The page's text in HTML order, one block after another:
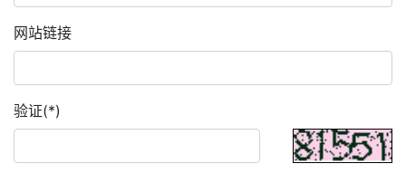
网站链接
验证(*)